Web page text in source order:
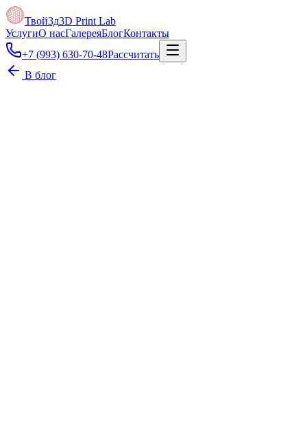
Твой3д3D Print Lab
УслугиО насГалереяБлогКонтакты
+7 (993) 630-70-48Рассчитать
В блог